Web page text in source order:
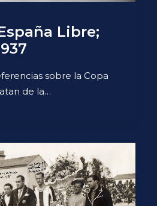
Libre;
sobre la Copa
de la…